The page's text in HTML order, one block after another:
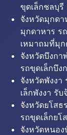
ขุดเล็กชลบุรี
จังหวัดมุกดา
มุกดาหาร ร
เหมาถมที่มุก
จังหวัดบึงกา
รถขุดเล็กบึง
จังหวัดพังงา
เล็กพังงา รั
จังหวัดยโสธ
รถขุดเล็กยโ
จังหวัดหนอ